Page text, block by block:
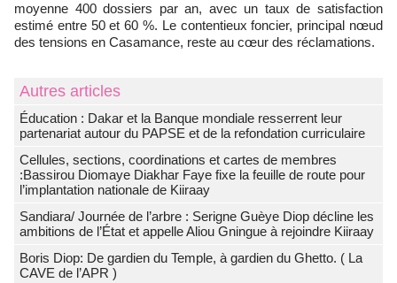
moyenne 400 dossiers par an, avec un taux de satisfaction
estimé entre 50 et 60 %. Le contentieux foncier, principal nœud
des tensions en Casamance, reste au cœur des réclamations.
Autres articles
Éducation : Dakar et la Banque mondiale resserrent leur
partenariat autour du PAPSE et de la refondation curriculaire
Cellules, sections, coordinations et cartes de membres
:Bassirou Diomaye Diakhar Faye fixe la feuille de route pour
l’implantation nationale de Kiiraay
Sandiara/ Journée de l’arbre : Serigne Guèye Diop décline les
ambitions de l’État et appelle Aliou Gningue à rejoindre Kiiraay
Boris Diop: De gardien du Temple, à gardien du Ghetto. ( La
CAVE de l’APR )